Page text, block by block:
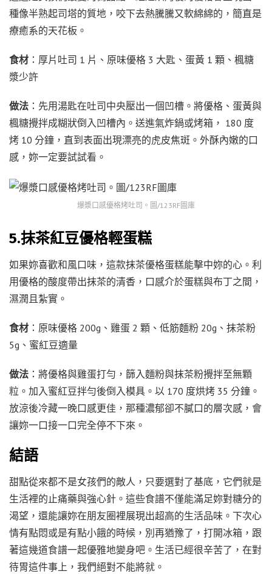
種像半熟起司塔的質地，咬下去熱騰騰又軟綿綿的，簡直是
療癒系的天花板。
食材 ：厚片吐司 1 片、原味優格 3 大匙、蛋黃 1 顆、楓糖
漿少許
做法 ：先用湯匙在吐司中央壓出一個凹槽。將優格、蛋黃與
楓糖攪拌成糊狀倒入凹槽內。送進氣炸鍋或烤箱， 180 度
烤 10 分鐘，直到表面出現漂亮的虎皮焦斑。外酥內嫩的口
感，妳一定要試試看。
爆漿口感優格烤吐司。圖/123RF圖庫
5.抹茶紅豆優格輕蛋糕
如果妳喜歡和風口味，這款抹茶優格蛋糕能擊中妳的心。利
用優格的酸度帶出抹茶的清香，口感介於蛋糕與布丁之間，
濕潤且紮實。
食材 ：原味優格 200g、雞蛋 2 顆、低筋麵粉 20g、抹茶粉
5g、蜜紅豆適量
做法 ：將優格與雞蛋打勻，篩入麵粉與抹茶粉攪拌至無顆
粒。加入蜜紅豆拌勻後倒入模具。以 170 度烘烤 35 分鐘。
放涼後冷藏一晚口感更佳，那種濃郁卻不膩口的層次感，會
讓妳一口接一口完全停不下來。
結語
甜點從來都不是女孩們的敵人，只要選對了基底，它們就是
生活裡的止痛藥與強心針。這些食譜不僅能滿足妳對糖分的
渴望，還能讓妳在朋友圈裡展現出超高的生活品味。下次心
情有點悶或是有點小餓的時候，別再猶豫了，打開冰箱，跟
著這幾道食譜一起優雅地變身吧。生活已經很辛苦了，在對
待胃這件事上，我們絕對不能將就。